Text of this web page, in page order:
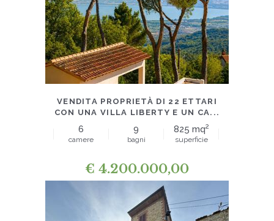
RUSTICI E CASALI
VENDITA PROPRIETÀ DI 22 ETTARI
CON UNA VILLA LIBERTY E UN CA...
6
camere
9
bagni
825 mq2
superficie
€ 4.200.000,00